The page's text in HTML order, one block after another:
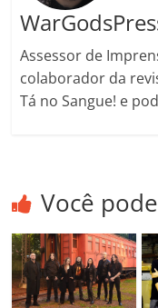
Assessor de
colaborador da
Tá no Sangue! e
Você